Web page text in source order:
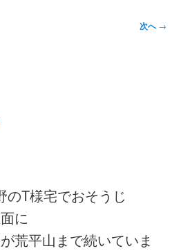
次へ→
のT様宅でおそうじ
に
荒平山まで続いていま